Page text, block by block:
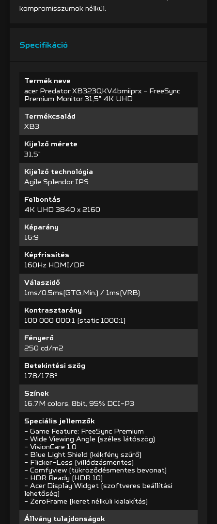
kompromisszumok nélkül.
Specifikáció
Termék neve
acer Predator XB323QKV4bmiiprx - FreeSync
Premium Monitor 31,5" 4K UHD
Termékcsalád
XB3
Kijelző mérete
31,5"
Kijelző technológia
Agile Splendor IPS
Felbontás
4K UHD 3840 x 2160
Képarány
16:9
Képfrissítés
160Hz HDMI/DP
Válaszidő
1ms/0.5ms(GTG,Min.) / 1ms(VRB)
Kontrasztarány
100 000 000:1 (static 1000:1)
Fényerő
250 cd/m2
Betekintési szög
178/178°
Színek
16.7M colors, 8bit, 95% DCI-P3
Speciális jellemzők
- Game Feature: FreeSync Premium
- Wide Viewing Angle (széles látószög)
- VisionCare 1.0
- Blue Light Shield (kékfény szűrő)
- Flicker-Less (villódzásmentes)
- Comfyview (tükröződésmentes bevonat)
- HDR Ready (HDR 10)
- Acer Display Widget (szoftveres beállítási
lehetőség)
- ZeroFrame (keret nélküli kialakítás)
Állvány tulajdonságok